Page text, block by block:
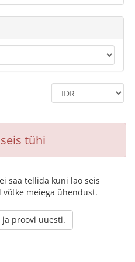
tühi
saa tellida kuni lao seis
meiega ühendust.
proovi uuesti.